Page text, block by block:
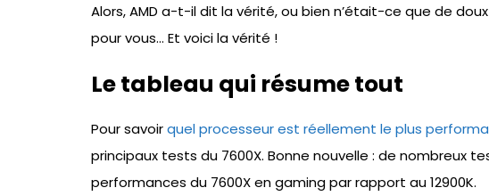
Alors, AMD a-t-il dit la vérité, ou bien n’était-ce que de
pour vous… Et voici la vérité !
Le tableau qui résume tout
Pour savoirquel processeur est réellement le plus
principaux tests du 7600X. Bonne nouvelle : de nombreux
performances du 7600X en gaming par rapport au 12900K.